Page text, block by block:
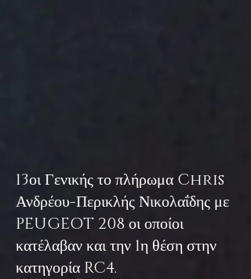
13οι Γενικής το πλήρωμα Chris
Ανδρέου-Περικλής Νικολαΐδης με
PEUGEOT 208 οι οποίοι
κατέλαβαν και την 1η θέση στην
κατηγορία RC4.